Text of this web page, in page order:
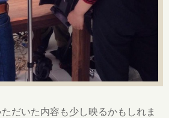
だいた内容も少し映るかもしれま